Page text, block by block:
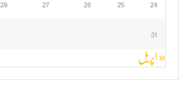
24
25
26
27
28
31
« اپریل